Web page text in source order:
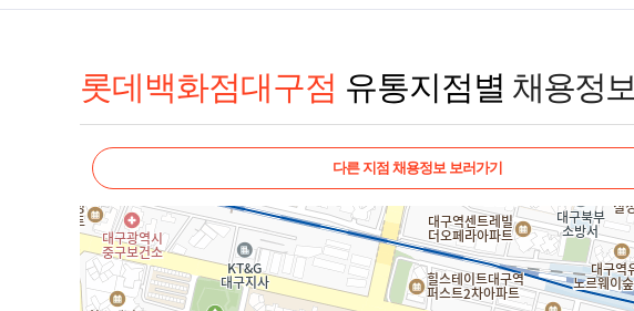
롯데백화점대구점 유통지점별 채용정보
다른 지점 채용정보 보러가기